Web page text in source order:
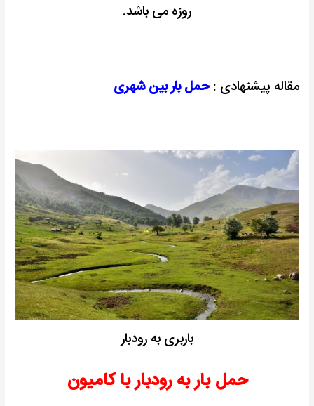
روزه می باشد.
مقاله پیشنهادی :حمل بار بین شهری
باربری به رودبار
حمل بار به رودبار با کامیون